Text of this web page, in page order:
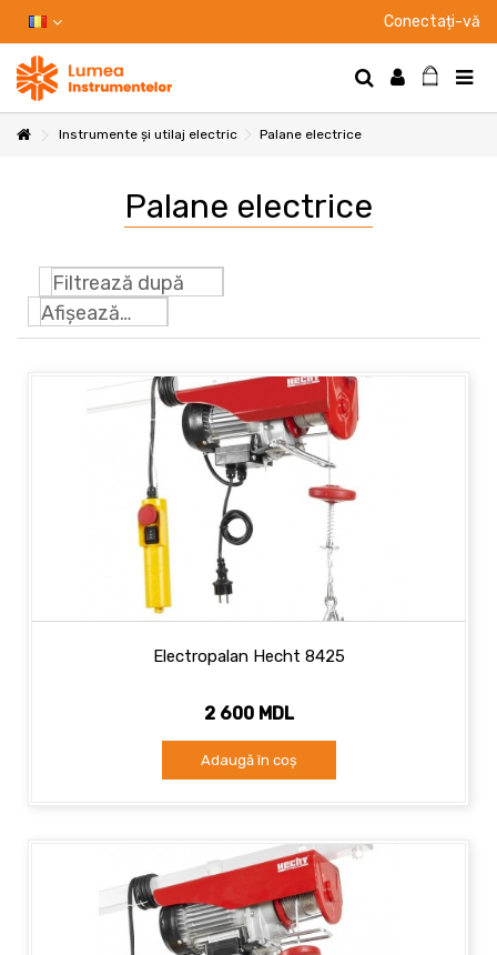
Conectați-vă
Instrumente și utilaj electric Palane electrice
Palane electrice
Filtrează după
Afișează: 24
Electropalan Hecht 8425
2 600 MDL
Adaugă în coș